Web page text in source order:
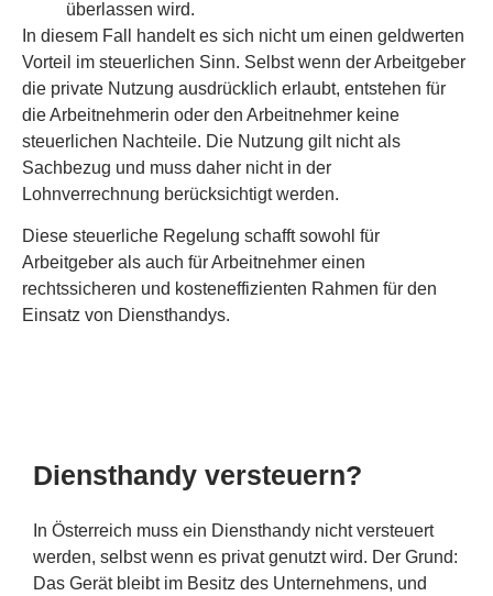
überlassen wird.
In diesem Fall handelt es sich nicht um einen geldwerten
Vorteil im steuerlichen Sinn. Selbst wenn der Arbeitgeber
die private Nutzung ausdrücklich erlaubt, entstehen für
die Arbeitnehmerin oder den Arbeitnehmer keine
steuerlichen Nachteile. Die Nutzung gilt nicht als
Sachbezug und muss daher nicht in der
Lohnverrechnung berücksichtigt werden.
Diese steuerliche Regelung schafft sowohl für
Arbeitgeber als auch für Arbeitnehmer einen
rechtssicheren und kosteneffizienten Rahmen für den
Einsatz von Diensthandys.
Diensthandy versteuern?
In Österreich muss ein Diensthandy nicht versteuert
werden, selbst wenn es privat genutzt wird. Der Grund:
Das Gerät bleibt im Besitz des Unternehmens, und